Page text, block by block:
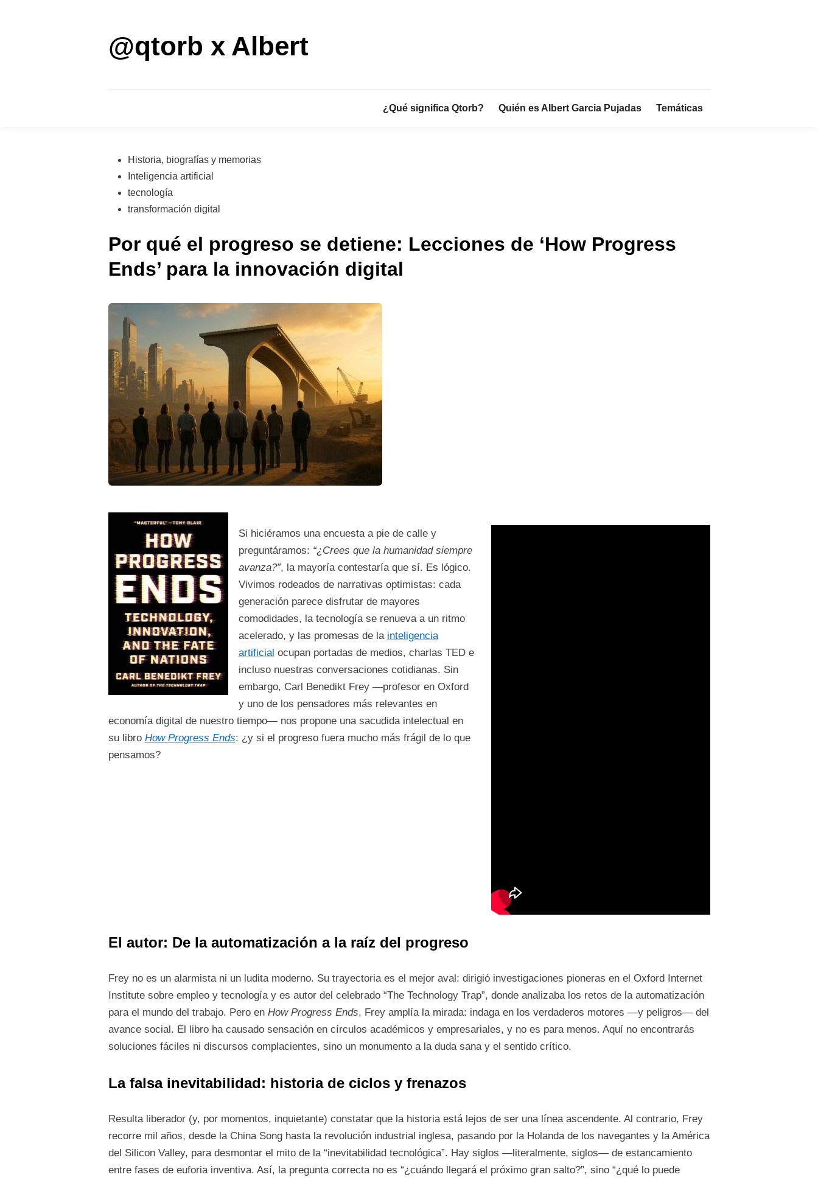
@qtorb x Albert
¿Qué significa Qtorb? Quién es Albert Garcia Pujadas Temáticas
Publicado
en
Historia, biografías y memorias
Inteligencia artificial
tecnología
transformación digital
Por qué el progreso se detiene: Lecciones de ‘How Progress
Ends’ para la innovación digital
Si hiciéramos una encuesta a pie de calle y
preguntáramos: “¿Crees que la humanidad siempre
avanza?”, la mayoría contestaría que sí. Es lógico.
Vivimos rodeados de narrativas optimistas: cada
generación parece disfrutar de mayores
comodidades, la tecnología se renueva a un ritmo
acelerado, y las promesas de la inteligencia
artificial ocupan portadas de medios, charlas TED e
incluso nuestras conversaciones cotidianas. Sin
embargo, Carl Benedikt Frey —profesor en Oxford
y uno de los pensadores más relevantes en
economía digital de nuestro tiempo— nos propone una sacudida intelectual en
su libro How Progress Ends: ¿y si el progreso fuera mucho más frágil de lo que
pensamos?
El autor: De la automatización a la raíz del progreso
Frey no es un alarmista ni un ludita moderno. Su trayectoria es el mejor aval: dirigió investigaciones pioneras en el Oxford Internet
Institute sobre empleo y tecnología y es autor del celebrado “The Technology Trap”, donde analizaba los retos de la automatización
para el mundo del trabajo. Pero en How Progress Ends, Frey amplía la mirada: indaga en los verdaderos motores —y peligros— del
avance social. El libro ha causado sensación en círculos académicos y empresariales, y no es para menos. Aquí no encontrarás
soluciones fáciles ni discursos complacientes, sino un monumento a la duda sana y el sentido crítico.
La falsa inevitabilidad: historia de ciclos y frenazos
Resulta liberador (y, por momentos, inquietante) constatar que la historia está lejos de ser una línea ascendente. Al contrario, Frey
recorre mil años, desde la China Song hasta la revolución industrial inglesa, pasando por la Holanda de los navegantes y la América
del Silicon Valley, para desmontar el mito de la “inevitabilidad tecnológica”. Hay siglos —literalmente, siglos— de estancamiento
entre fases de euforia inventiva. Así, la pregunta correcta no es “¿cuándo llegará el próximo gran salto?”, sino “¿qué lo puede